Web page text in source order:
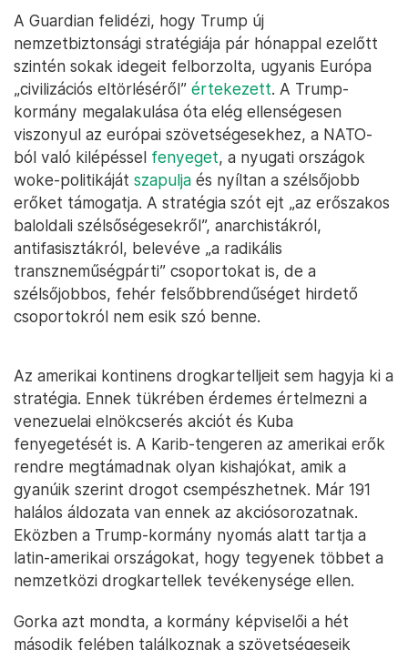
A Guardian felidézi, hogy Trump új
nemzetbiztonsági stratégiája pár hónappal ezelőtt
szintén sokak idegeit felborzolta, ugyanis Európa
„civilizációs eltörléséről” értekezett. A Trump-
kormány megalakulása óta elég ellenségesen
viszonyul az európai szövetségesekhez, a NATO-
ból való kilépéssel fenyeget, a nyugati országok
woke-politikáját szapulja és nyíltan a szélsőjobb
erőket támogatja. A stratégia szót ejt „az erőszakos
baloldali szélsőségesekről”, anarchistákról,
antifasisztákról, belevéve „a radikális
transzneműségpárti” csoportokat is, de a
szélsőjobbos, fehér felsőbbrendűséget hirdető
csoportokról nem esik szó benne.
Az amerikai kontinens drogkartelljeit sem hagyja ki a
stratégia. Ennek tükrében érdemes értelmezni a
venezuelai elnökcserés akciót és Kuba
fenyegetését is. A Karib-tengeren az amerikai erők
rendre megtámadnak olyan kishajókat, amik a
gyanúik szerint drogot csempészhetnek. Már 191
halálos áldozata van ennek az akciósorozatnak.
Eközben a Trump-kormány nyomás alatt tartja a
latin-amerikai országokat, hogy tegyenek többet a
nemzetközi drogkartellek tevékenysége ellen.
Gorka azt mondta, a kormány képviselői a hét
második felében találkoznak a szövetségeseik